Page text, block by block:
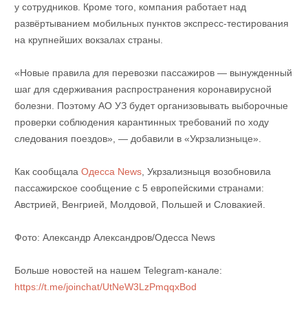
у сотрудников. Кроме того, компания работает над
развёртыванием мобильных пунктов экспресс-тестирования
на крупнейших вокзалах страны.
«Новые правила для перевозки пассажиров — вынужденный
шаг для сдерживания распространения коронавирусной
болезни. Поэтому АО УЗ будет организовывать выборочные
проверки соблюдения карантинных требований по ходу
следования поездов», — добавили в «Укрзализныце».
Как сообщала Одесса News, Укрзализныця возобновила
пассажирское сообщение с 5 европейскими странами:
Австрией, Венгрией, Молдовой, Польшей и Словакией.
Фото: Александр Александров/Одесса News
Больше новостей на нашем Telegram-канале:
https://t.me/joinchat/UtNeW3LzPmqqxBod